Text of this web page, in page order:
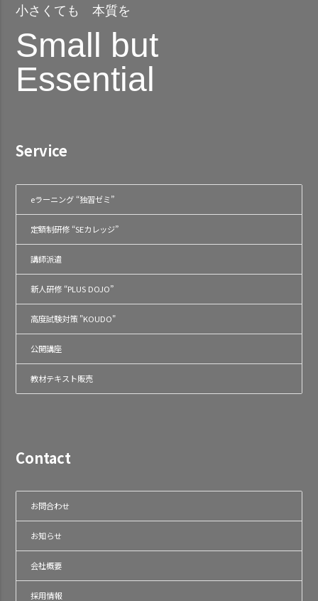
小さくても 本質を
Small but
Essential
Service
eラーニング “独習ゼミ”
定額制研修 “SEカレッジ”
講師派遣
新人研修 “PLUS DOJO”
高度試験対策 "KOUDO"
公開講座
教材テキスト販売
Contact
お問合わせ
お知らせ
会社概要
採用情報